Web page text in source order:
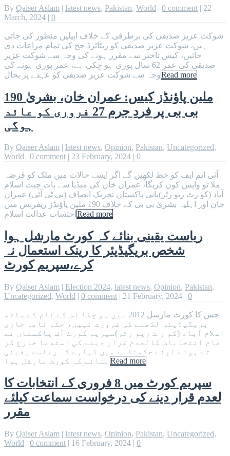
By Qaiser Aslam | latest news, Pakistan, World | 0 comment | 22
March, 2024 | 0
شوکت عزیز صدیقی کی برطرفی کے خلاف اپیلیں منظور کی جاتی
ہیں، شوکت عزیز صدیقی کو ریٹائرڈ جج کی تمام مراعات دی
جائیں، کیس تاخیر سے مقرر ہونے کی وجہ سے شوکت عزیز
صدیقی کی عمر 62 سال پوری ہو چکی ہے، عمر پوری ہونے کی
وجہ سے شوکت عزیز صدیقی کو عہدے پر بحالRead more
190 ملین پاؤنڈز کیس: عمران خان، بشریٰ
بی بی پر فردِ جرم 27 فروری کو عائد
ہوگی
By Qaiser Aslam | latest news, Opinion, Pakistan, Uncategorized,
World | 0 comment | 23 February, 2024 | 0
آئی ایم ایف کو خط لکھیں گے اگر ایسے حالات میں ملک کو قرضہ
ملا تو واپس کون کریگا، عمران خان کی میڈیا سے بات چیت اسلام
آباد (کو رٹ رپو رٹر)بانی پاکستان تحریک انصاف (پی ٹی آئی) عمران
خان اور اہلیہ بشریٰ بی بی کے خلاف 190 ملین پاؤنڈز ریفرنس میں
احتساب عدالت اسلام Read more
ریاست یقینی بنائے کہ کورٹ مارشل ہوا
شخص بریگیڈیئر کا رینک استعمال نہ
کرے،سپریم کورٹ
By Qaiser Aslam | Election 2024, latest news, Opinion, Pakistan,
Uncategorized, World | 0 comment | 21 February, 2024 | 0
جس کا کورٹ مارشل 2012 میں ہو چکا اس کے نام کے ساتھ
بریگیڈیئر لکھنے کی ضرورت نہیں، حکم نامہ جاری
اسلام آباد (کو ر ٹ رپو رٹر)سپریم کورٹ آف پاکستان نے
عام انتخابات کالعدم قرار دینے کی استدعا خارج کر
تے ہوئے اپنے حکمنامے میں کہاہے کہ ریاست یقینی
بنائے کہ کورٹ مارشل ہوا Read more
سپریم کورٹ میں 8 فروری کے انتخابات کا
لعدم قرار دینے کی درخواست سماعت کیلئے
مقرر
By Qaiser Aslam | latest news, Opinion, Pakistan, Uncategorized,
World | 0 comment | 16 February, 2024 | 0